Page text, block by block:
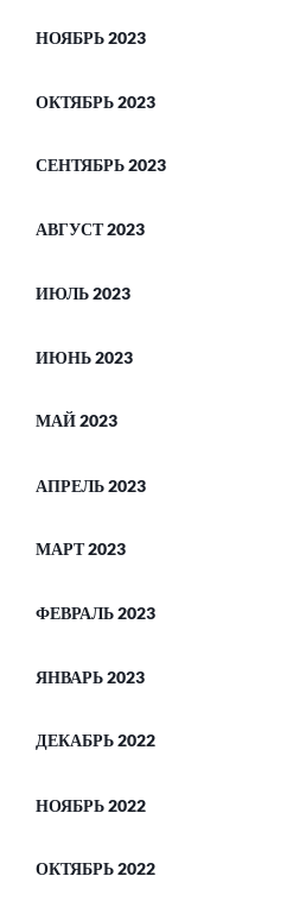
НОЯБРЬ 2023
ОКТЯБРЬ 2023
СЕНТЯБРЬ 2023
АВГУСТ 2023
ИЮЛЬ 2023
ИЮНЬ 2023
МАЙ 2023
АПРЕЛЬ 2023
МАРТ 2023
ФЕВРАЛЬ 2023
ЯНВАРЬ 2023
ДЕКАБРЬ 2022
НОЯБРЬ 2022
ОКТЯБРЬ 2022